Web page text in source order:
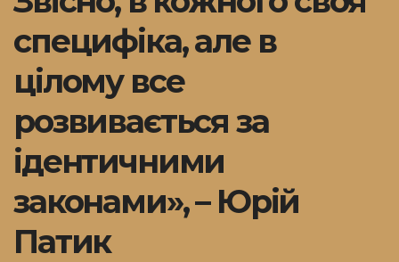
специфіка, але в
цілому все
розвивається за
ідентичними
законами», – Юрій
Патик